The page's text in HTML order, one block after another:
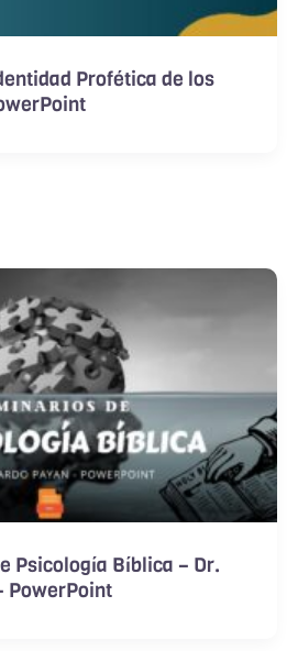
Profética de los
Psicología Bíblica – Dr.
PowerPoint